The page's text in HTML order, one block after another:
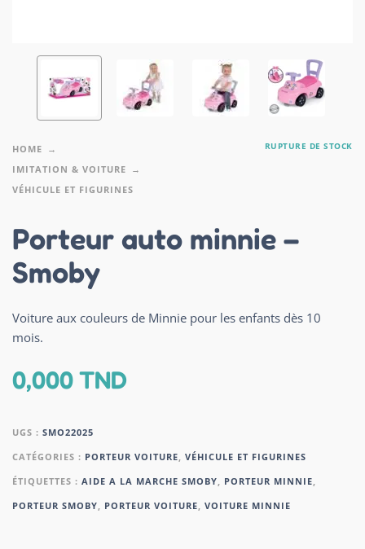
HOME
IMITATION & VOITURE
VÉHICULE ET FIGURINES
RUPTURE DE STOCK
Porteur auto minnie –
Smoby
Voiture aux couleurs de Minnie pour les enfants dès 10
mois.
0,000TND
UGS : SMO22025
CATÉGORIES : PORTEUR VOITURE VÉHICULE ET FIGURINES
ÉTIQUETTES : AIDE A LA MARCHE SMOBY PORTEUR MINNIE
PORTEUR SMOBY
PORTEUR VOITURE VOITURE MINNIE